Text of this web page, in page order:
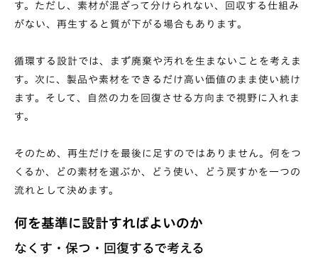
す。ただし、素材が混ざって分けられない、回収する仕組み
がない、再生すると質が下がる場合もあります。
循環する設計では、まず廃棄や汚れを生まないことを考えま
す。次に、製品や素材をできるだけ高い価値のまま使い続け
ます。そして、自然の力を回復させる方向まで視野に入れま
す。
そのため、再生だけを最後に足すのではありません。何をつ
くるか、どの素材を選ぶか、どう使い、どう戻すかを一つの
流れとして決めます。
何を基準に設計すればよいのか
なくす・保つ・回復するで考える